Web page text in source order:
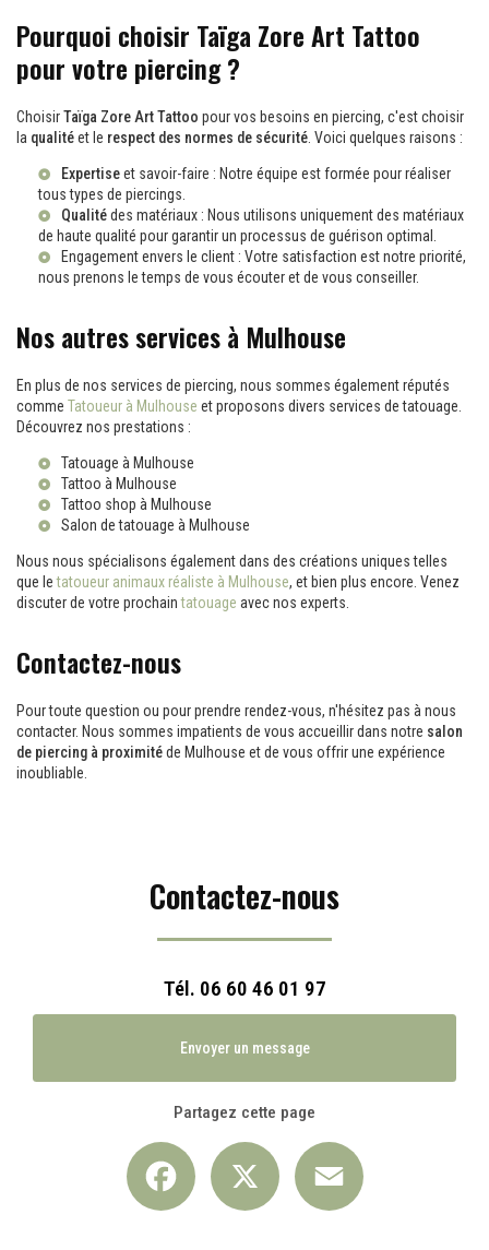
Pourquoi choisir Taïga Zore Art Tattoo
pour votre piercing ?
ChoisirTaïga Zore Art Tattoo pour vos besoins en piercing, c'est choisir
la qualitéet le respect des normes de sécurité . Voici quelques raisons :
Expertiseet savoir-faire : Notre équipe est formée pour réaliser
tous types de piercings.
Qualitédes matériaux : Nous utilisons uniquement des matériaux
de haute qualité pour garantir un processus de guérison optimal.
Engagement envers le client : Votre satisfaction est notre priorité,
nous prenons le temps de vous écouter et de vous conseiller.
Nos autres services à Mulhouse
En plus de nos services de piercing, nous sommes également réputés
comme Tatoueur à Mulhouse et proposons divers services de tatouage.
Découvrez nos prestations :
Tatouage à Mulhouse
Tattoo à Mulhouse
Tattoo shop à Mulhouse
Salon de tatouage à Mulhouse
Nous nous spécialisons également dans des créations uniques telles
que letatoueur animaux réaliste à Mulhouse, et bien plus encore. Venez
discuter de votre prochaintatouage avec nos experts.
Contactez-nous
Pour toute question ou pour prendre rendez-vous, n'hésitez pas à nous
contacter. Nous sommes impatients de vous accueillir dans notre salon
de piercing à proximitéde Mulhouse et de vous offrir une expérience
inoubliable.
Contactez-nous
Tél. 06 60 46 01 97
Envoyer un message
Partagez cette page
Facebook